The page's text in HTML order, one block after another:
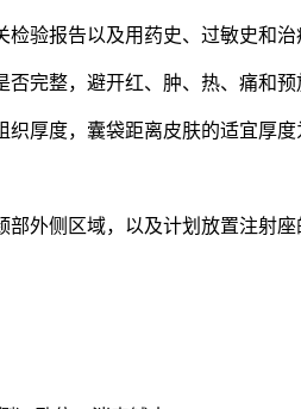
检验报告以及用药史、过敏史和
否完整，避开红、肿、热、痛和
厚度，囊袋距离皮肤的适宜厚度
部外侧区域，以及计划放置注射